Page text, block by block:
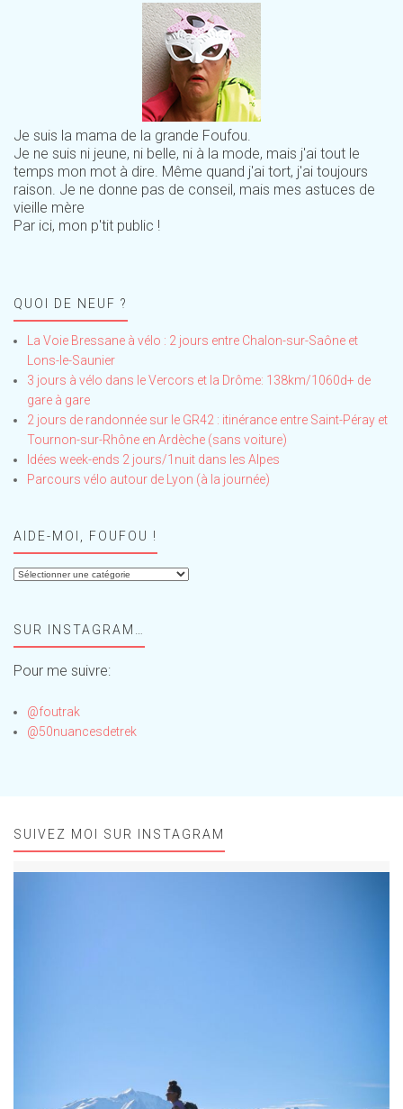
Je suis la mama de la grande Foufou.
Je ne suis ni jeune, ni belle, ni à la mode, mais j'ai tout le
temps mon mot à dire. Même quand j'ai tort, j'ai toujours
raison. Je ne donne pas de conseil, mais mes astuces de
vieille mère
Par ici, mon p'tit public !
QUOI DE NEUF ?
La Voie Bressane à vélo : 2 jours entre Chalon-sur-Saône et
Lons-le-Saunier
3 jours à vélo dans le Vercors et la Drôme: 138km/1060d+ de
gare à gare
2 jours de randonnée sur le GR42 : itinérance entre Saint-Péray et
Tournon-sur-Rhône en Ardèche (sans voiture)
Idées week-ends 2 jours/1nuit dans les Alpes
Parcours vélo autour de Lyon (à la journée)
AIDE-MOI, FOUFOU !
Aide-
!SUR INSTAGRAM…
Pour me suivre:
@foutrak
@50nuancesdetrek
SUIVEZ MOI SUR INSTAGRAM